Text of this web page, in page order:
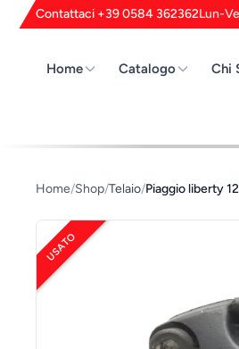
Contattaci +39 0584 362362Lun-
Home Catalogo Chi
Home/Shop/Telaio/Piaggio liberty
USATO